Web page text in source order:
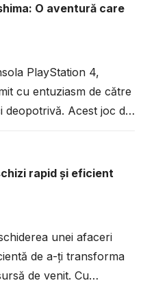
O aventură care
PlayStation 4,
cu entuziasm de către
deopotrivă. Acest joc de
rapid și eficient
unei afaceri
de a-ți transforma
de venit. Cu